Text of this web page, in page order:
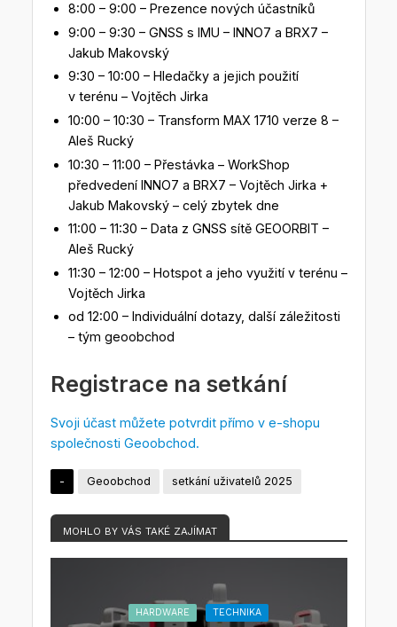
8:00 – 9:00 – Prezence nových účastníků
9:00 – 9:30 – GNSS s IMU – INNO7 a BRX7 –
Jakub Makovský
9:30 – 10:00 – Hledačky a jejich použití
v terénu – Vojtěch Jirka
10:00 – 10:30 – Transform MAX 1710 verze 8 –
Aleš Rucký
10:30 – 11:00 – Přestávka – WorkShop
předvedení INNO7 a BRX7 – Vojtěch Jirka +
Jakub Makovský – celý zbytek dne
11:00 – 11:30 – Data z GNSS sítě GEOORBIT –
Aleš Rucký
11:30 – 12:00 – Hotspot a jeho využití v terénu –
Vojtěch Jirka
od 12:00 – Individuální dotazy, další záležitosti
– tým geoobchod
Registrace na setkání
Svoji účast můžete potvrdit přímo v e-shopu
společnosti Geoobchod.
- Geoobchod setkání uživatelů 2025
MOHLO BY VÁS TAKÉ ZAJÍMAT
HARDWARE TECHNIKA